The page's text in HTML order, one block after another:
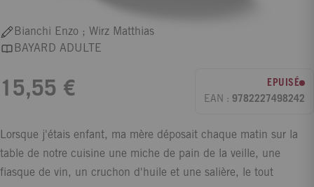
Bianchi Enzo ; Wirz Matthias
BAYARD ADULTE
15,55 €
EPUISÉ
EAN : 9782227498242
Lorsque j'étais enfant, ma mère déposait chaque matin sur la
table de notre cuisine une miche de pain de la veille, une
fiasque de vin, un cruchon d'huile et une salière, le tout